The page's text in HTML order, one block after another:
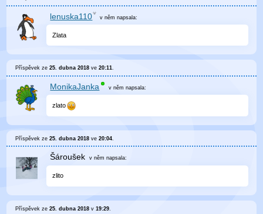
lenuska110 v něm napsala:
Zlata
Příspěvek ze25. dubna 2018 ve20:11.
MonikaJanka v němnapsala:
zlato
Příspěvek ze25. dubna 2018 ve20:04
Šároušek v něm napsala:
zlito
Příspěvek ze25. dubna 2018 v19:29